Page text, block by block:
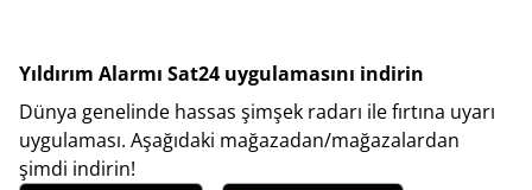
Yıldırım Alarmı Sat24 uygulamasını indirin
Dünya genelinde hassas şimşek radarı ile fırtına uyarı
uygulaması. Aşağıdaki mağazadan/mağazalardan
şimdi indirin!